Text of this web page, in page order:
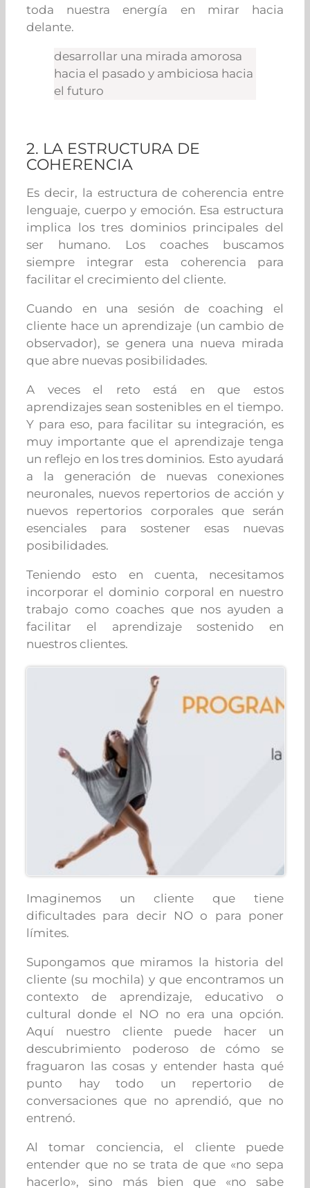
toda nuestra energía en mirar hacia
delante.
desarrollar una mirada amorosa
hacia el pasado y ambiciosa hacia
el futuro
2. LA ESTRUCTURA DE
COHERENCIA
Es decir, la estructura de coherencia entre
lenguaje, cuerpo y emoción. Esa estructura
implica los tres dominios principales del
ser humano. Los coaches buscamos
siempre integrar esta coherencia para
facilitar el crecimiento del cliente.
Cuando en una sesión de coaching el
cliente hace un aprendizaje (un cambio de
observador), se genera una nueva mirada
que abre nuevas posibilidades.
A veces el reto está en que estos
aprendizajes sean sostenibles en el tiempo.
Y para eso, para facilitar su integración, es
muy importante que el aprendizaje tenga
un reflejo en los tres dominios. Esto ayudará
a la generación de nuevas conexiones
neuronales, nuevos repertorios de acción y
nuevos repertorios corporales que serán
esenciales para sostener esas nuevas
posibilidades.
Teniendo esto en cuenta, necesitamos
incorporar el dominio corporal en nuestro
trabajo como coaches que nos ayuden a
facilitar el aprendizaje sostenido en
nuestros clientes.
Imaginemos un cliente que tiene
dificultades para decir NO o para poner
límites.
Supongamos que miramos la historia del
cliente (su mochila) y que encontramos un
contexto de aprendizaje, educativo o
cultural donde el NO no era una opción.
Aquí nuestro cliente puede hacer un
descubrimiento poderoso de cómo se
fraguaron las cosas y entender hasta qué
punto hay todo un repertorio de
conversaciones que no aprendió, que no
entrenó.
Al tomar conciencia, el cliente puede
entender que no se trata de que «no sepa
hacerlo», sino más bien que «no sabe